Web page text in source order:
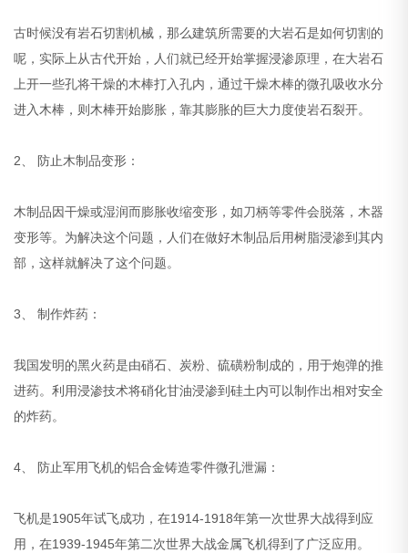
古时候没有岩石切割机械，那么建筑所需要的大岩石是如何切割的
呢，实际上从古代开始，人们就已经开始掌握浸渗原理，在大岩石
上开一些孔将干燥的木棒打入孔内，通过干燥木棒的微孔吸收水分
进入木棒，则木棒开始膨胀，靠其膨胀的巨大力度使岩石裂开。
2、 防止木制品变形：
木制品因干燥或湿润而膨胀收缩变形，如刀柄等零件会脱落，木器
变形等。为解决这个问题，人们在做好木制品后用树脂浸渗到其内
部，这样就解决了这个问题。
3、 制作炸药：
我国发明的黑火药是由硝石、炭粉、硫磺粉制成的，用于炮弹的推
进药。利用浸渗技术将硝化甘油浸渗到硅土内可以制作出相对安全
的炸药。
4、 防止军用飞机的铝合金铸造零件微孔泄漏：
飞机是1905年试飞成功，在1914-1918年第一次世界大战得到应
用，在1939-1945年第二次世界大战金属飞机得到了广泛应用。